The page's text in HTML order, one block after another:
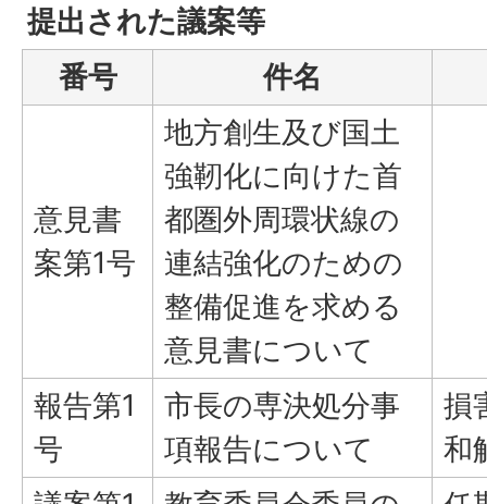
提出された議案等
番号
件名
意見書
案第1号
地方創生及び国土
強靭化に向けた首
都圏外周環状線の
連結強化のための
整備促進を求める
意見書について
報告第1
号
市長の専決処分事
項報告について
損
和